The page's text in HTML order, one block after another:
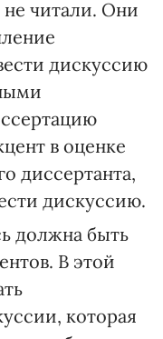
читали. Они
дискуссию
в оценке
диссертанта,
дискуссию.
должна быть
В этой
которая